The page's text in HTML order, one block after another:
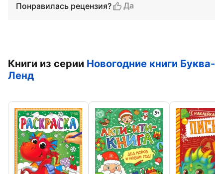
Понравилась рецензия?
Да
Книги из серии Новогодние книги Буква-
Ленд